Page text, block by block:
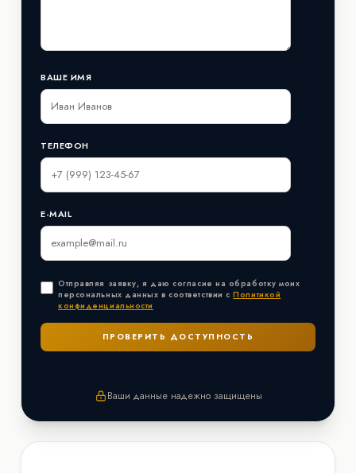
ВАШЕ ИМЯ
ТЕЛЕФОН
E-MAIL
Отправляя заявку, я даю согласие на обработку моих
персональных данных в соответствии сПолитикой
конфиденциальности
Ваши данные надежно защищены